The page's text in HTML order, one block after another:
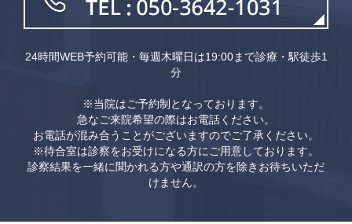
24時間WEB予約可能・毎週木曜日は19:00まで診療・駅徒歩1
分
※当院はご予約制となっております。
急なご来院希望の際はお電話ください。
お電話が混み合うことがございますのでご了承ください。
※待合室は診察をお受けになる方にご用意しております。
診察結果を一緒に聞かれる方や通訳の方を除きお待ちいただ
けません。